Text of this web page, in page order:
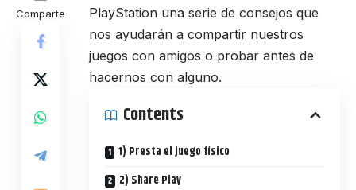
Comparte
PlayStation una serie de consejos que
nos ayudarán a compartir nuestros
juegos con amigos o probar antes de
hacernos con alguno.
Contents
1) Presta el juego físico
2) Share Play